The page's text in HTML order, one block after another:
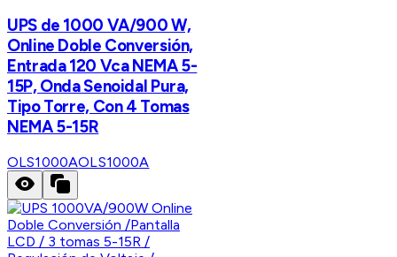
UPS de 1000 VA/900 W,
Online Doble Conversión,
Entrada 120 Vca NEMA 5-
15P, Onda Senoidal Pura,
Tipo Torre, Con 4 Tomas
NEMA 5-15R
OLS1000AOLS1000A